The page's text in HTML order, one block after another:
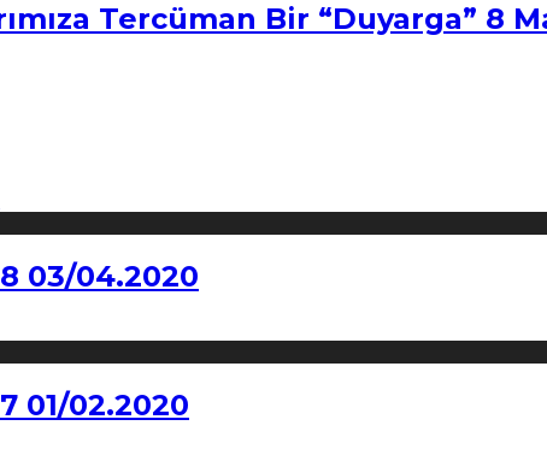
Tercüman Bir “Duyarga” 8
03/04.2020
01/02.2020